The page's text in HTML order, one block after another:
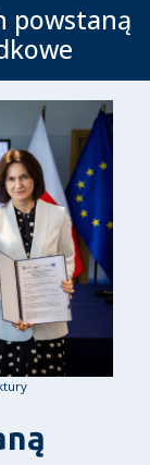
powstaną